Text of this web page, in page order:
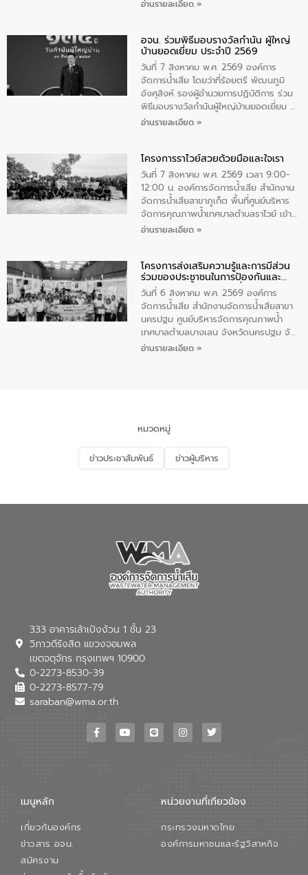
ทิพย์คำ รองผู้ว่าราชการจังหวัดมุกดาหาร
เป็นประธานในพิธี ณ เรือนจําชั่วคราวนาโสก
ตําบลนาโสก อําเภอเมืองมุกดาหาร จังหวัด
มุกดาหาร โดยในกิจกรรมได้ร่วมปลูกป่า และ
ทําความสะอาดภายในบริเวณ จัดกิจกรรม
เพื่อถวายเป็นพระราชกุศล สมเด็จพระนาง
เจ้าสิริกิติ์พระบรมราชินีนาถ พระบรมราช
อ่านรายละเอียด »
อจน. ร่วมพิธีมอบรางวัลกำนัน ผู้ใหญ่
บ้านยอดเยี่ยม ประจำปี 2569
วันที่ 7 สิงหาคม พ.ศ. 2569 องค์การ
จัดการน้ำเสีย โดยว่าที่ร้อยตรี พัฒนภูมิ
อังศุสิงห์ รองผู้อำนวยการปฏิบัติการ ร่วม
พิธีมอบรางวัลกำนันผู้ใหญ่บ้านยอดเยี่ยม ณ
ทำเนียบรัฐบาล โดยมีนายอนุทิน ชาญวีรกูล
ทองคำและประกาศเกียรติคุณให้แก่ กำนัน
ผู้ใหญ่บ้านยอดเยี่ยม พร้อมกล่าวชื่นชม ให้
โอวาท และมอบนโยบาย
อ่านรายละเอียด »
โครงการราไวย์สวยด้วยมือและใจเรา
วันที่ 7 สิงหาคม พ.ศ. 2569 เวลา 9:00-
12:00 น. องค์การจัดการน้ำเสีย สำนักงาน
จัดการน้ำเสียสาขาภูเก็ต พื้นที่ศูนย์บริหาร
จัดการคุณภาพน้ำเทศบาลตำบลราไวย์ เข้า
ร่วมโครงการราไวย์สวยด้วยมือและใจเรา
ประชาชน ตัวแทนจากโรงแรมต่างๆ ในเขต
เทศบาลตำบลราไวย์ ศูนย์บริหารจัดการ
คุณภาพน้ำเทศบาลตำบลราไวย์ นำโดยนาย
น้อย แก้วเศษ ผู้จัดการสำนักงานจัดการน้ำ
เสียสาขาภูเก็ต พร้อมด้วยเจ้าหน้าที่ จำนวน
5 คน ร่วมทำกิจกรรม ทำความสะอาด
ชายหาดและแหล่งท่องเที่ยว ณ บริเวณ
อ่านรายละเอียด »
โครงการส่งเสริมความรู้และการมีส่วน
ร่วมของประชาชนในการป้องกันและ
แก้ไขปัญหาน้ำเสียอย่างยั่งยืน
วันที่ 6 สิงหาคม พ.ศ. 2569 องค์การ
จัดการน้ำเสีย สำนักงานจัดการน้ำเสียสาขา
นครปฐม ศูนย์บริหารจัดการคุณภาพน้ำ
เทศบาลตำบลบางเลน จังหวัดนครปฐม จัด
กิจกรรมภายใต้โครงการส่งเสริมความรู้และ
จัดการน้ำเสียและสร้างจิตสำนึกในการ
อนุรักษ์สิ่งแวดล้อม ในหัวข้อ “น้ำเสียชุมชน
และการบำบัดน้ำเสียเบื้องต้น” โดยให้ความรู้
เกี่ยวกับสาเหตุและผลกระทบของน้ำเสีย
ณ เทศบาลตำบลบางเลน จังหวัดนครปฐม
อ่านรายละเอียด »
หมวดหมู่
ข่าวประชาสัมพันธ์ ข่าวผู้บริหาร
333 อาคารเล้าเป้งง้วน 1 ชั้น 23
วิภาวดีรังสิต แขวงจอมพล
เขตจตุจักร กรุงเทพฯ 10900
0-2273-8530-39
0-2273-8577-79
saraban@wma.or.th
เมนูหลัก
เกี่ยวกับองค์กร
ข่าวสาร อจน.
สมัครงาน
หน่วยงานที่เกียวข้อง
กระทรวงมหาดไทย
องค์การมหาชนและรัฐวิสาหกิจ